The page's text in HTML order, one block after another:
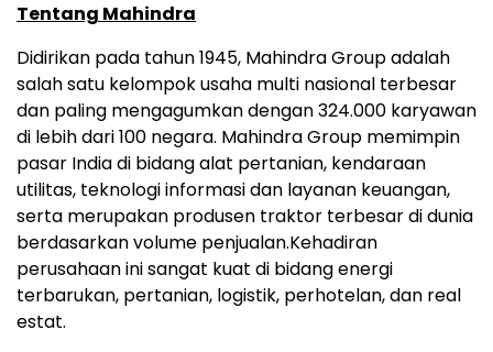
Tentang Mahindra
Didirikan pada tahun 1945, Mahindra Group adalah
salah satu kelompok usaha multi nasional terbesar
dan paling mengagumkan dengan 324.000 karyawan
di lebih dari 100 negara. Mahindra Group memimpin
pasar India di bidang alat pertanian, kendaraan
utilitas, teknologi informasi dan layanan keuangan,
serta merupakan produsen traktor terbesar di dunia
berdasarkan volume penjualan.Kehadiran
perusahaan ini sangat kuat di bidang energi
terbarukan, pertanian, logistik, perhotelan, dan real
estat.